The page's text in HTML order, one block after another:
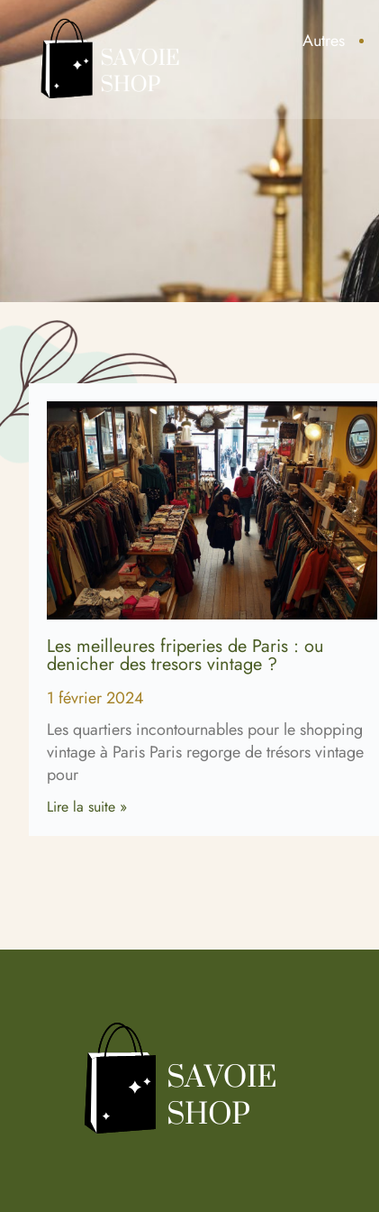
Autres
Les meilleures friperies de Paris : ou
denicher des tresors vintage ?
1 février 2024
Les quartiers incontournables pour le shopping
vintage à Paris Paris regorge de trésors vintage
pour
Lire la suite »